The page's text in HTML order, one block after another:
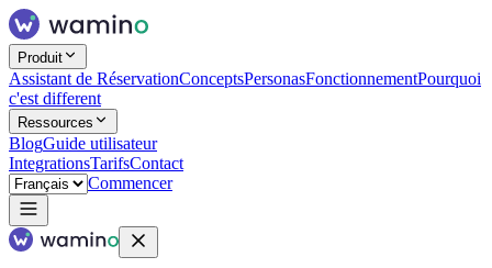
Produit
Assistant de RéservationConceptsPersonasFonctionnementPourquoi
c'est different
Ressources
BlogGuide utilisateur
IntegrationsTarifsContact
Commencer